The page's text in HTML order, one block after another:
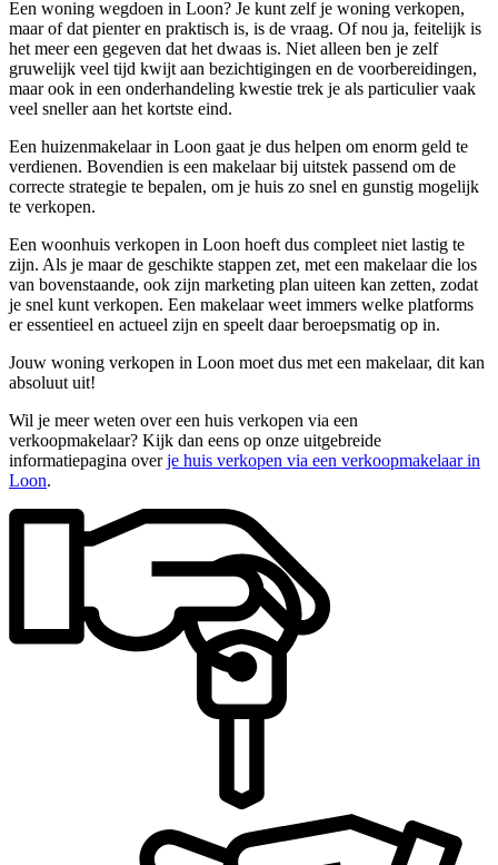
Een woning wegdoen in Loon? Je kunt zelf je woning verkopen,
maar of dat pienter en praktisch is, is de vraag. Of nou ja, feitelijk is
het meer een gegeven dat het dwaas is. Niet alleen ben je zelf
gruwelijk veel tijd kwijt aan bezichtigingen en de voorbereidingen,
maar ook in een onderhandeling kwestie trek je als particulier vaak
veel sneller aan het kortste eind.
Een huizenmakelaar in Loon gaat je dus helpen om enorm geld te
verdienen. Bovendien is een makelaar bij uitstek passend om de
correcte strategie te bepalen, om je huis zo snel en gunstig mogelijk
te verkopen.
Een woonhuis verkopen in Loon hoeft dus compleet niet lastig te
zijn. Als je maar de geschikte stappen zet, met een makelaar die los
van bovenstaande, ook zijn marketing plan uiteen kan zetten, zodat
je snel kunt verkopen. Een makelaar weet immers welke platforms
er essentieel en actueel zijn en speelt daar beroepsmatig op in.
Jouw woning verkopen in Loon moet dus met een makelaar, dit kan
absoluut uit!
Wil je meer weten over een huis verkopen via een
verkoopmakelaar? Kijk dan eens op onze uitgebreide
informatiepagina overje huis verkopen via een verkoopmakelaar in
Loon.